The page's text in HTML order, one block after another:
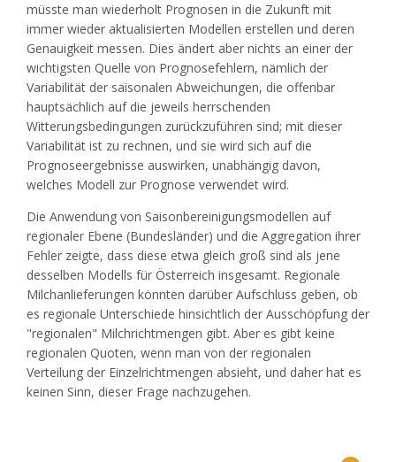
müsste man wiederholt Prognosen in die Zukunft mit
immer wieder aktualisierten Modellen erstellen und deren
Genauigkeit messen. Dies ändert aber nichts an einer der
wichtigsten Quelle von Prognosefehlern, nämlich der
Variabilität der saisonalen Abweichungen, die offenbar
hauptsächlich auf die jeweils herrschenden
Witterungsbedingungen zurückzuführen sind; mit dieser
Variabilität ist zu rechnen, und sie wird sich auf die
Prognoseergebnisse auswirken, unabhängig davon,
welches Modell zur Prognose verwendet wird.
Die Anwendung von Saisonbereinigungsmodellen auf
regionaler Ebene (Bundesländer) und die Aggregation ihrer
Fehler zeigte, dass diese etwa gleich groß sind als jene
desselben Modells für Österreich insgesamt. Regionale
Milchanlieferungen könnten darüber Aufschluss geben, ob
es regionale Unterschiede hinsichtlich der Ausschöpfung der
"regionalen" Milchrichtmengen gibt. Aber es gibt keine
regionalen Quoten, wenn man von der regionalen
Verteilung der Einzelrichtmengen absieht, und daher hat es
keinen Sinn, dieser Frage nachzugehen.